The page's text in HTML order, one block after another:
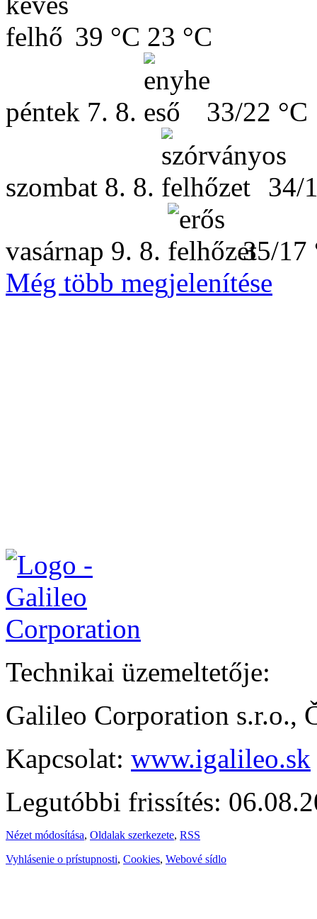
39 °C 23 °C
péntek 7. 8. 33/22 °C
szombat 8. 8. 34/
vasárnap 9. 8.
35/17
Még több megjelenítése
Technikai üzemeltetője:
Galileo Corporation s.r.o.,
Kapcsolat: www.igalileo.sk
Legutóbbi frissítés:
Nézet módosítása, Oldalak szerkezete, RSS
Vyhlásenie o prístupnosti, Cookies, Webové sídlo